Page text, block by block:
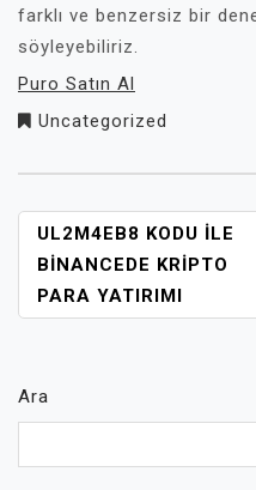
farklı ve benzersiz bir
söyleyebiliriz.
Puro Satın Al
Uncategorized
YAZI
GEZINMESI
UL2M4EB8 KODU ILE
BINANCEDE KRIPTO
PARA YATIRIMI
Ara